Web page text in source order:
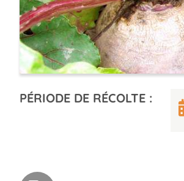
PÉRIODE DE RÉCOLTE :